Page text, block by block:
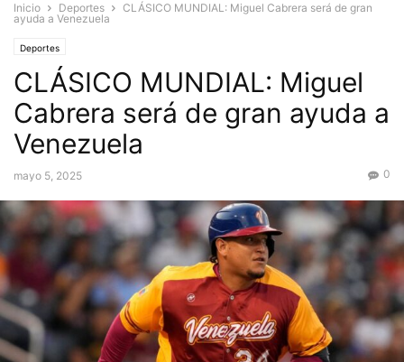
Inicio Deportes
CLÁSICO MUNDIAL: Miguel Cabrera será de gran
ayuda a Venezuela
Deportes
CLÁSICO MUNDIAL: Miguel
Cabrera será de gran ayuda a
Venezuela
mayo 5, 2025 0